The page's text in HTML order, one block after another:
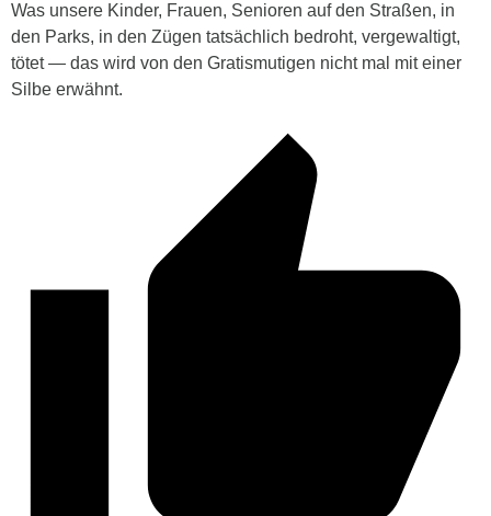
Was unsere Kinder, Frauen, Senioren auf den Straßen, in
den Parks, in den Zügen tatsächlich bedroht, vergewaltigt,
tötet — das wird von den Gratismutigen nicht mal mit einer
Silbe erwähnt.